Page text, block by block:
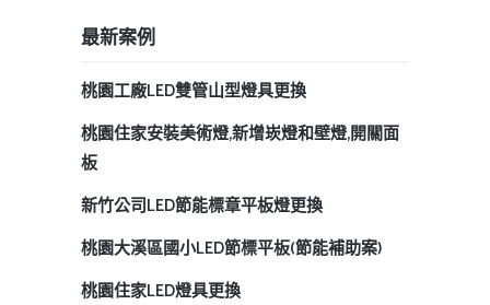
最新案例
桃園工廠LED雙管山型燈具更換
桃園住家安裝美術燈,新增崁燈和壁燈,開關面
板
新竹公司LED節能標章平板燈更換
桃園大溪區國小LED節標平板(節能補助案)
桃園住家LED燈具更換